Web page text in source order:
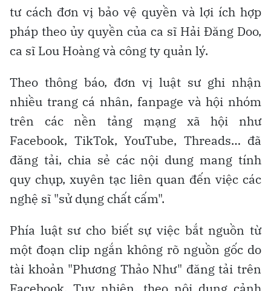
tư cách đơn vị bảo vệ quyền và lợi ích hợp
pháp theo ủy quyền của ca sĩ Hải Đăng Doo,
ca sĩ Lou Hoàng và công ty quản lý.
Theo thông báo, đơn vị luật sư ghi nhận
nhiều trang cá nhân, fanpage và hội nhóm
trên các nền tảng mạng xã hội như
Facebook, TikTok, YouTube, Threads… đã
đăng tải, chia sẻ các nội dung mang tính
quy chụp, xuyên tạc liên quan đến việc các
nghệ sĩ "sử dụng chất cấm".
Phía luật sư cho biết sự việc bắt nguồn từ
một đoạn clip ngắn không rõ nguồn gốc do
tài khoản "Phương Thảo Như" đăng tải trên